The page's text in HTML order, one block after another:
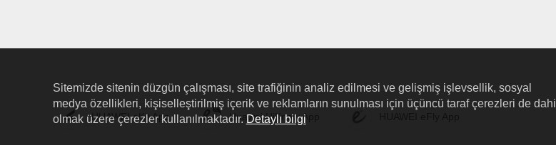
HUAWEI eKit App Huawei HiKnow App
Sitemizde sitenin düzgün çalışması, site trafiğinin analiz edilmesi ve gelişmiş işlevsellik, sosyal
medya özellikleri, kişiselleştirilmiş içerik ve reklamların sunulması için üçüncü taraf çerezleri de dahil
olmak üzere çerezler kullanılmaktadır. Detaylı bilgi